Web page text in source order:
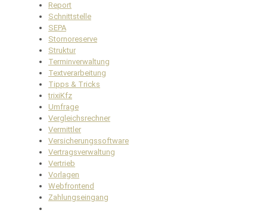
Report
Schnittstelle
SEPA
Stornoreserve
Struktur
Terminverwaltung
Textverarbeitung
Tipps & Tricks
trixiKfz
Umfrage
Vergleichsrechner
Vermittler
Versicherungssoftware
Vertragsverwaltung
Vertrieb
Vorlagen
Webfrontend
Zahlungseingang